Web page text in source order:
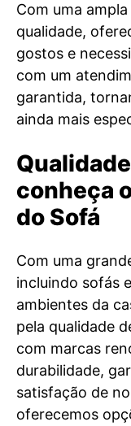
Com uma
qualidade,
gostos e
com um
garantida,
ainda mais
conheça
do Sofá
Com uma
incluindo sofás
ambientes da
pela qualidade
com marcas
durabilidade,
satisfação de
oferecemos